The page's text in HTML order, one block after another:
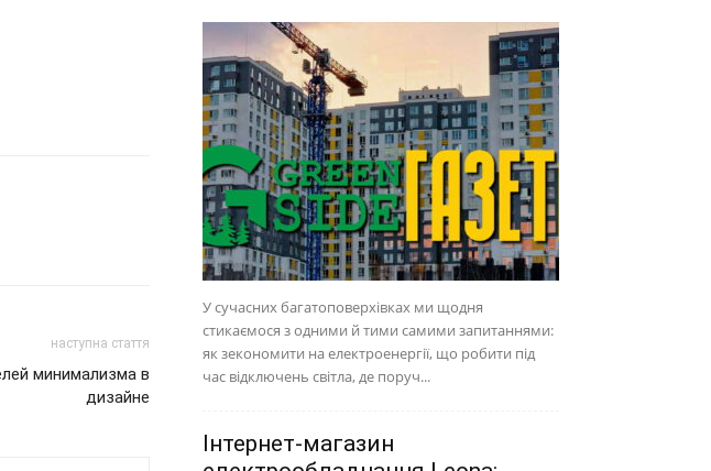
наступна стаття
минимализма в
дизайне
У сучасних багатоповерхівках ми щодня
стикаємося з одними й тими самими запитаннями:
як зекономити на електроенергії, що робити під
час відключень світла, де поруч...
Інтернет-магазин